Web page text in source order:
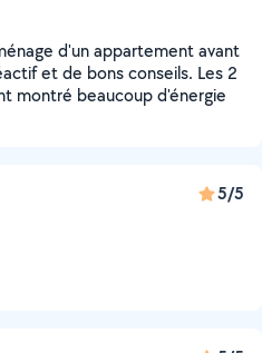
d'un appartement avant
et de bons conseils. Les 2
montré beaucoup d'énergie
5/5